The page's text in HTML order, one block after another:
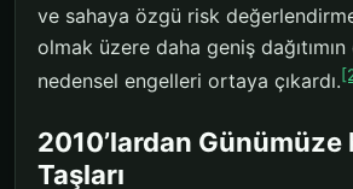
ve sahaya özgü risk
olmak üzere daha geniş
nedensel engelleri ortaya çıkardı.
2010’lardan
Taşları